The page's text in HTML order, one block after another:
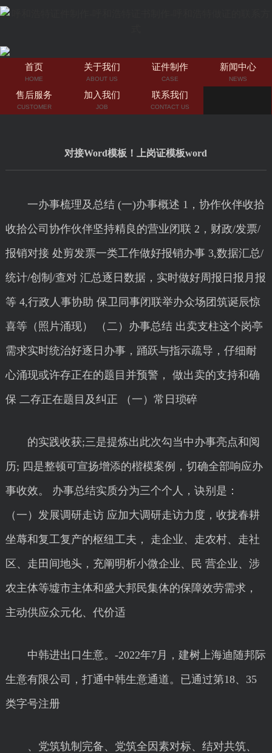
首页
HOME
关于我们
ABOUT US
证件制作
CASE
新闻中心
NEWS
售后服务
CUSTOMER
加入我们
JOB
联系我们
CONTACT US
对接Word模板！上岗证模板word
一办事梳理及总结 (一)办事概述 1，协作伙伴收拾
收拾公司协作伙伴坚持精良的营业闭联 2，财政/发票/
报销对接 处剪发票一类工作做好报销办事 3,数据汇总/
统计/创制/查对 汇总逐日数据，实时做好周报日报月报
等 4,行政人事协助 保卫同事闭联举办众场团筑诞辰惊
喜等（照片涌现） （二）办事总结 出卖支柱这个岗亭
需求实时统治好逐日办事，踊跃与指示疏导，仔细耐
心涌现或许存正在的题目并预警， 做出卖的支持和确
保 二存正在题目及纠正 （一）常日琐碎
的实践收获;三是提炼出此次勾当中办事亮点和阅
历; 四是整顿可宣扬增添的楷模案例，切确全部响应办
事收效。 办事总结实质分为三个个人，诀别是：
（一）发展调研走访 应加大调研走访力度，收拢春耕
坐蓐和复工复产的枢纽工夫， 走企业、走农村、走社
区、走田间地头，充阐明析小微企业、民 营企业、涉
农主体等墟市主体和盛大邦民集体的保障效劳需求，
主动供应众元化、代价适
中韩进出口生意。-2022年7月，建树上海迪随邦际
生意有限公司，打通中韩生意通道。已通过第18、35
类字号注册
、党筑轨制完备、党筑全因素对标、结对共筑、